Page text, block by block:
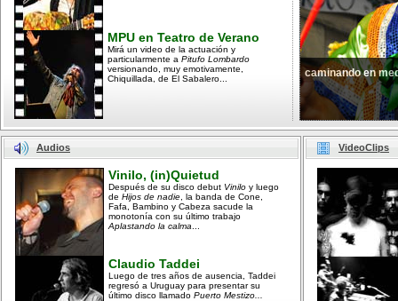
MPU en Teatro de Verano
Mirá un video de la actuación y
particularmente a Pitufo Lombardo
versionando, muy emotivamente,
Chiquillada, de El Sabalero...
caminando en
Audios
Vinilo, (in)Quietud
Después de su disco debut Vinilo y luego
de Hijos de nadie , la banda de Cone,
Fafa, Bambino y Cabeza sacude la
monotonía con su último trabajo
Aplastando la calma
Claudio Taddei
Luego de tres años de ausencia, Taddei
regresó a Uruguay para presentar su
último disco llamado Puerto Mestizo...
VideoClips